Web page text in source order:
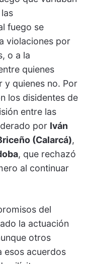
fuego se
violaciones por
o a la
quienes
y quienes no. Por
los disidentes de
entre las
por Iván
(Calarcá),
, que rechazó
al continuar
del
la actuación
otros
esos acuerdos